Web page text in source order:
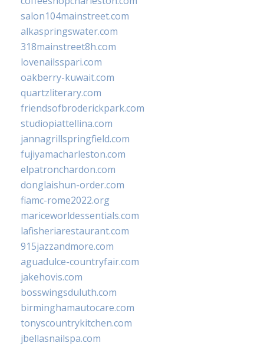
salon104mainstreet.com
alkaspringswater.com
318mainstreet8h.com
lovenailsspari.com
oakberry-kuwait.com
quartzliterary.com
friendsofbroderickpark.com
studiopiattellina.com
jannagrillspringfield.com
fujiyamacharleston.com
elpatronchardon.com
donglaishun-order.com
fiamc-rome2022.org
mariceworldessentials.com
lafisheriarestaurant.com
915jazzandmore.com
aguadulce-countryfair.com
jakehovis.com
bosswingsduluth.com
birminghamautocare.com
tonyscountrykitchen.com
jbellasnailspa.com